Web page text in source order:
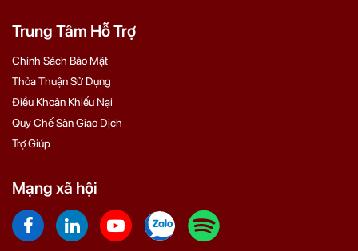
Trung Tâm Hỗ Trợ
Chính Sách Bảo Mật
Thỏa Thuận Sử Dụng
Điều Khoản Khiếu Nại
Quy Chế Sàn Giao Dịch
Trợ Giúp
Mạng xã hội